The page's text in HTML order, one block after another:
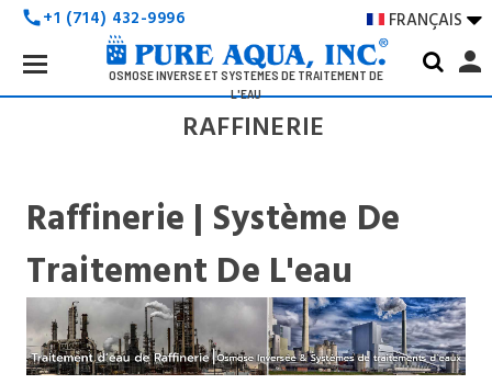
call+1 (714) 432-9996 FRANÇAIS 
OSMOSE INVERSE ET SYSTÈMES DE TRAITEMENT DE
L'EAU
Search
Keyword:
person
RAFFINERIE
Raffinerie | Système De
Traitement De L'eau